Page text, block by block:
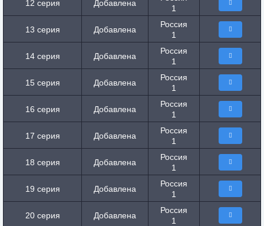
12 серия Добавлена
1
13 серия Добавлена
Россия
1
14 серия Добавлена
Россия
1
15 серия Добавлена
Россия
1
16 серия Добавлена
Россия
1
17 серия Добавлена
Россия
1
18 серия Добавлена
Россия
1
19 серия Добавлена
Россия
1
20 серия Добавлена
Россия
1